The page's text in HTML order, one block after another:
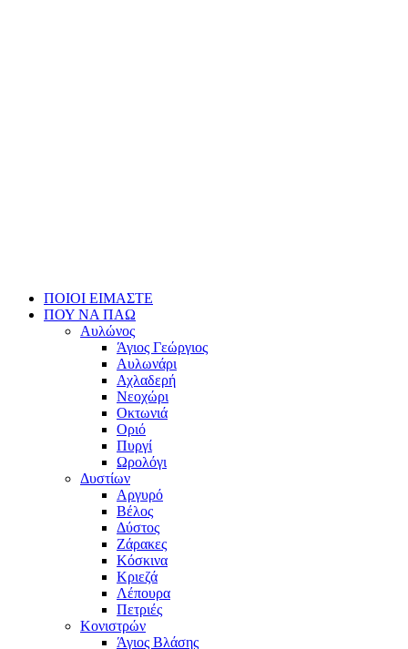
ΠΟΙΟΙ ΕΙΜΑΣΤΕ
ΠΟΥ ΝΑ ΠΑΩ
Αυλώνος
Άγιος Γεώργιος
Αυλωνάρι
Αχλαδερή
Νεοχώρι
Οκτωνιά
Οριό
Πυργί
Ωρολόγι
Δυστίων
Αργυρό
Βέλος
Δύστος
Ζάρακες
Κόσκινα
Κριεζά
Λέπουρα
Πετριές
Κονιστρών
Άγιος Βλάσης